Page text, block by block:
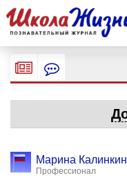
Марина
Профессионал